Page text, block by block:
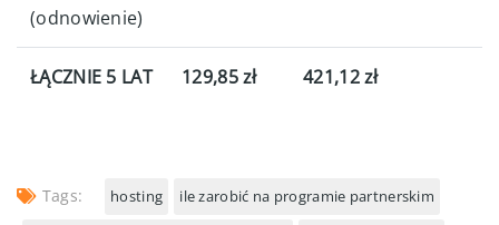
(odnowienie)
ŁĄCZNIE 5 LAT 129,85 zł 421,12 zł
Tags: hosting ile zarobić na programie partnerskim